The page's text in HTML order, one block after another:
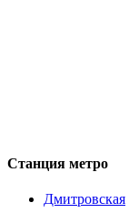
Станция метро
Дмитровская